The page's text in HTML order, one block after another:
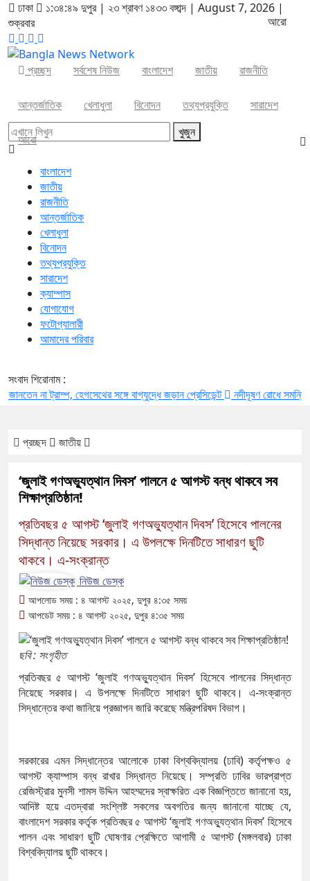
ঢাকা ১:৩৪:৪৯ দুপুর| ২৩ শ্রাবণ ১৪৩৩ বঙ্গাব্দ | August 7, 2026 |
শুক্রবার
প্রচ্ছদ সর্বশেষ নিউজ বাংলাদেশ জাতীয় রাজনীতি
আন্তর্জাতিক খেলাধুলা বিনোদন তথ্যপ্রযুক্তি সারাদেশ
আরো
আরো
খুজুন
বাংলাদেশ
জাতীয়
রাজনীতি
আন্তর্জাতিক
খেলাধুলা
বিনোদন
তথ্যপ্রযুক্তি
সারাদেশ
ক্যাম্পাস
যোগাযোগ
ফটোগ্যালারী
আমাদের পরিবার
সংবাদ শিরোনাম :
না ট্রাম্প, হেগসেথের সঙ্গে বাগ্‌যুদ্ধে জড়ান প্রেসিডেন্ট নদীদূষণ রোধে সমন্বিত
প্রচ্ছদ জাতীয়
‘জুলাই গণঅভ্যুত্থান দিবস’ পালনে ৫ আগস্ট বন্ধ থাকবে সব
শিক্ষাপ্রতিষ্ঠান!
প্রতিবছর ৫ আগস্ট ‘জুলাই গণঅভ্যুত্থান দিবস’ হিসেবে পালনের
সিদ্ধান্ত নিয়েছে সরকার। এ উপলক্ষে দিনটিতে সাধারণ ছুটি
থাকবে। এ-সংক্রান্ত
নিউজ ডেস্ক
আপলোড সময় : ৪ আগস্ট ২০২৫, দুপুর ৪:৩৫ সময়
আপডেট সময় : ৪ আগস্ট ২০২৫, দুপুর ৪:৩৫ সময়
ছবি : সংগৃহীত
প্রতিবছর ৫ আগস্ট ‘জুলাই গণঅভ্যুত্থান দিবস’ হিসেবে পালনের সিদ্ধান্ত
নিয়েছে সরকার। এ উপলক্ষে দিনটিতে সাধারণ ছুটি থাকবে। এ-সংক্রান্ত
সিদ্ধান্তের কথা জানিয়ে প্রজ্ঞাপন জারি করেছে মন্ত্রিপরিষদ বিভাগ।
সরকারের এমন সিদ্ধান্তের আলোকে ঢাকা বিশ্ববিদ্যালয় (ঢাবি) কর্তৃপক্ষও ৫
আগস্ট ক্যাম্পাস বন্ধ রাখার সিদ্ধান্ত নিয়েছে। সম্প্রতি ঢাবির ভারপ্রাপ্ত
রেজিস্ট্রার মুনসী শামস উদ্দিন আহম্মদের স্বাক্ষরিত এক বিজ্ঞপ্তিতে জানানো হয়,
আদিষ্ট হয়ে এতদ্বারা সংশ্লিষ্ট সকলের অবগতির জন্য জানানো যাচ্ছে যে,
বাংলাদেশ সরকার কর্তৃক প্রতিবছর ৫ আগস্ট ‘জুলাই গণঅভ্যুত্থান দিবস’ হিসেবে
পালন এবং সাধারণ ছুটি ঘোষণার প্রেক্ষিতে আগামী ৫ আগস্ট (মঙ্গলবার) ঢাকা
বিশ্ববিদ্যালয় ছুটি থাকবে।